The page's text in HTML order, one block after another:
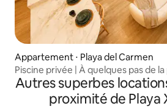
Appartement ⋅ Playa del Carmen
Piscine privée | À quelques pas de
5e Avenue
Autres superbes
proximité de Playa